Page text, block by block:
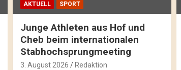
AKTUELL SPORT
Junge Athleten aus Hof und
Cheb beim internationalen
Stabhochsprungmeeting
3. August 2026 Redaktion